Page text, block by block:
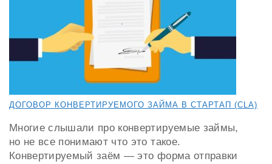
ДОГОВОР КОНВЕРТИРУЕМОГО ЗАЙМА В СТАРТАП (CLA)
Многие слышали про конвертируемые займы,
но не все понимают что это такое.
Конвертируемый заём — это форма отправки